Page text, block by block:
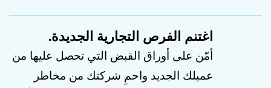
اغتنم الفرص التجارية الجديدة.
أمّن على أوراق القبض التي تحصل عليها من
عميلك الجديد واحمِ شركتك من مخاطر